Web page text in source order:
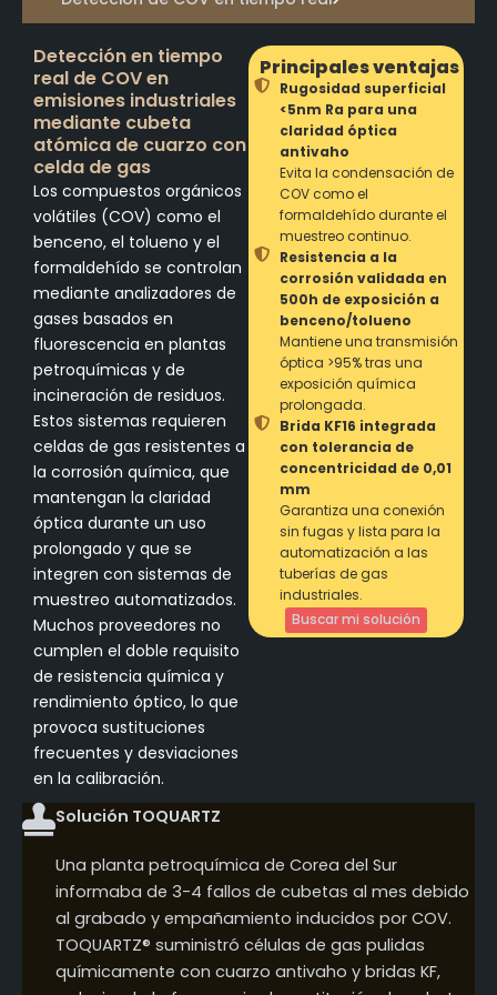
Detección en tiempo
real de COV en
emisiones industriales
mediante cubeta
atómica de cuarzo con
celda de gas
Los compuestos orgánicos
volátiles (COV) como el
benceno, el tolueno y el
formaldehído se controlan
mediante analizadores de
gases basados en
fluorescencia en plantas
petroquímicas y de
incineración de residuos.
Estos sistemas requieren
celdas de gas resistentes a
la corrosión química, que
mantengan la claridad
óptica durante un uso
prolongado y que se
integren con sistemas de
muestreo automatizados.
Muchos proveedores no
cumplen el doble requisito
de resistencia química y
rendimiento óptico, lo que
provoca sustituciones
frecuentes y desviaciones
en la calibración.
Principales ventajas
Rugosidad superficial
<5nm Ra para una
claridad óptica
antivaho
Evita la condensación de
COV como el
formaldehído durante el
muestreo continuo.
Resistencia a la
corrosión validada en
500h de exposición a
benceno/tolueno
Mantiene una transmisión
óptica >95% tras una
exposición química
prolongada.
Brida KF16 integrada
con tolerancia de
concentricidad de 0,01
mm
Garantiza una conexión
sin fugas y lista para la
automatización a las
tuberías de gas
industriales.
Buscar mi solución
Solución TOQUARTZ
Una planta petroquímica de Corea del Sur
informaba de 3-4 fallos de cubetas al mes debido
al grabado y empañamiento inducidos por COV.
TOQUARTZ® suministró células de gas pulidas
químicamente con cuarzo antivaho y bridas KF,